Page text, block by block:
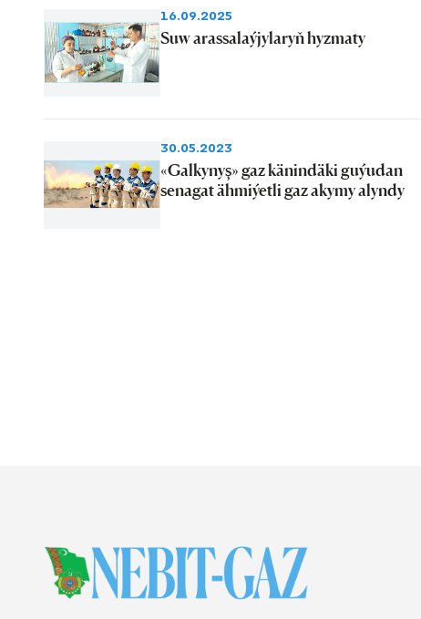
16.09.2025
Suw arassalaýjylaryň hyzmaty
30.05.2023
«Galkynyş» gaz känindäki guýudan
senagat ähmiýetli gaz akymy alyndy